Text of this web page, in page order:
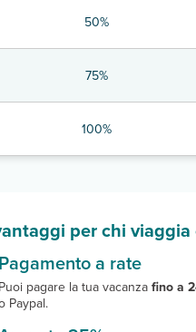
50%
75%
100%
per chi viaggia
Pagamento a rate
Puoi pagare la tua vacanza fino a
Paypal.